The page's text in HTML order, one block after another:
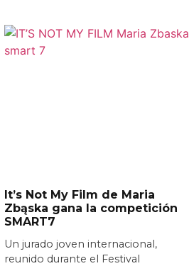
It’s Not My Film de Maria
Zbąska gana la competición
SMART7
Un jurado joven internacional,
reunido durante el Festival